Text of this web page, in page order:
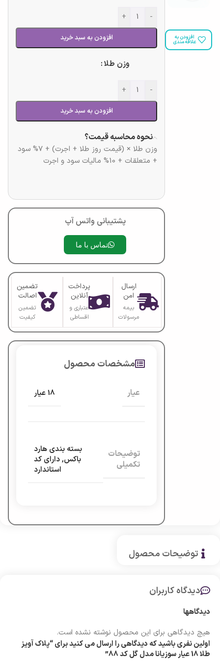
افزودن به
علاقه مندی
-
+
افزودن به سبد خرید
وزن طلا
-
+
افزودن به سبد خرید
نحوه محاسبه قیمت؟
وزن طلا × (قیمت روز طلا + اجرت) + 7% سود
+ متعلقات + 10% مالیات سود و اجرت
پشتیبانی واتس آپ
تماس با ما
ارسال
امن
بیمه
مرسولات
پرداخت
آنلاین
اعتباری و
اقساطی
تضمین
اصالت
تضمین
کیفیت
مشخصات محصول
عیار 18 عیار
توضیحات
تکمیلی
بسته بندی هارد
باکس,دارای کد
استاندارد
توضیحات محصول
دیدگاه کاربران
دیدگاهها
هیچ دیدگاهی برای این محصول نوشته نشده است.
اولین نفری باشید که دیدگاهی را ارسال می کنید برای “پلاک آویز
طلا 18 عیار سوزیانا مدل گل کد 88”